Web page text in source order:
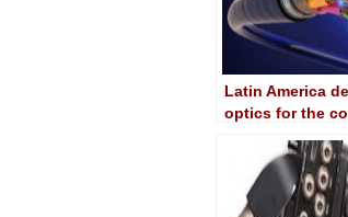
Latin America
optics for the